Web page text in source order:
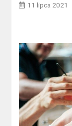
11 lipca 2021